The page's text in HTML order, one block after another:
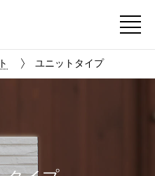
ユニットタイプ